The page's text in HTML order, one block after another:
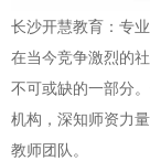
长沙开慧教育：专
在当今竞争激烈的
不可或缺的一部分
机构，深知师资力
教师团队。